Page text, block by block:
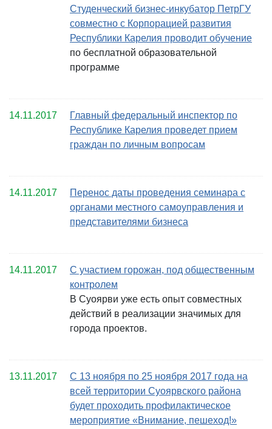
Студенческий бизнес-инкубатор ПетрГУ
совместно с Корпорацией развития
Республики Карелия проводит обучение
по бесплатной образовательной
программе
14.11.2017
Главный федеральный инспектор по
Республике Карелия проведет прием
граждан по личным вопросам
14.11.2017
Перенос даты проведения семинара с
органами местного самоуправления и
представителями бизнеса
14.11.2017
С участием горожан, под общественным
контролем
В Суоярви уже есть опыт совместных
действий в реализации значимых для
города проектов.
13.11.2017
С 13 ноября по 25 ноября 2017 года на
всей территории Суоярвского района
будет проходить профилактическое
мероприятие «Внимание, пешеход!»